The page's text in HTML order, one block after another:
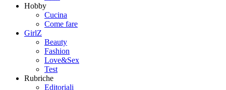
Hobby
Cucina
Come fare
GirlZ
Beauty
Fashion
Love&Sex
Test
Rubriche
Editoriali